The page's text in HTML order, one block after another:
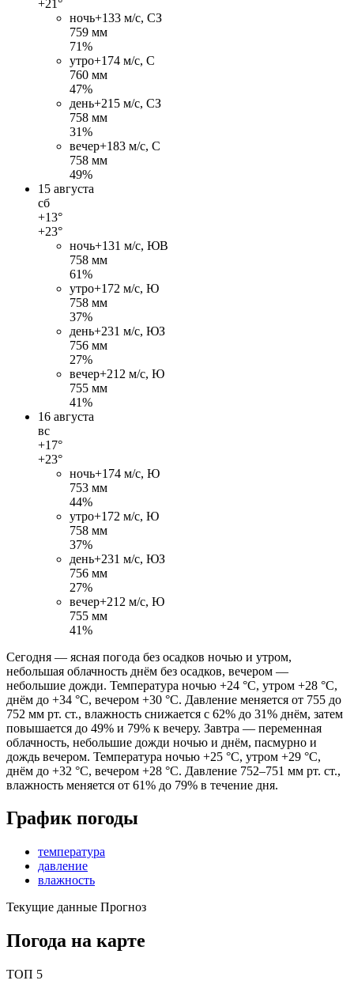
+21°
ночь+133 м/c, СЗ
759 мм
71%
утро+174 м/c, С
760 мм
47%
день+21 5 м/c, СЗ
758 мм
31%
вечер+183 м/c, С
758 мм
49%
15 августа
сб
+13°
+23°
ночь+131 м/c, ЮВ
758 мм
61%
утро+172 м/c, Ю
758 мм
37%
день+231 м/c, ЮЗ
756 мм
27%
вечер+21 2 м/c, Ю
755 мм
41%
16 августа
вс
+17°
+23°
ночь+174 м/c, Ю
753 мм
44%
утро+172 м/c, Ю
758 мм
37%
день+231 м/c, ЮЗ
756 мм
27%
вечер+21 2 м/c, Ю
755 мм
41%
Сегодня — ясная погода без осадков ночью и утром,
небольшая облачность днём без осадков, вечером —
небольшие дожди. Температура ночью +24 °C, утром +28 °C,
днём до +34 °C, вечером +30 °C. Давление меняется от 755 до
752 мм рт. ст., влажность снижается с 62% до 31% днём, затем
повышается до 49% и 79% к вечеру. Завтра — переменная
облачность, небольшие дожди ночью и днём, пасмурно и
дождь вечером. Температура ночью +25 °C, утром +29 °C,
днём до +32 °C, вечером +28 °C. Давление 752–751 мм рт. ст.,
влажность меняется от 61% до 79% в течение дня.
График погоды
температура
давление
влажность
Текущие данные Прогноз
Погода на карте
ТОП 5